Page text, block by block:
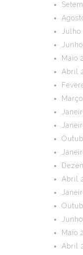
Julho
Maio
Abril
Abril
Maio
Abril